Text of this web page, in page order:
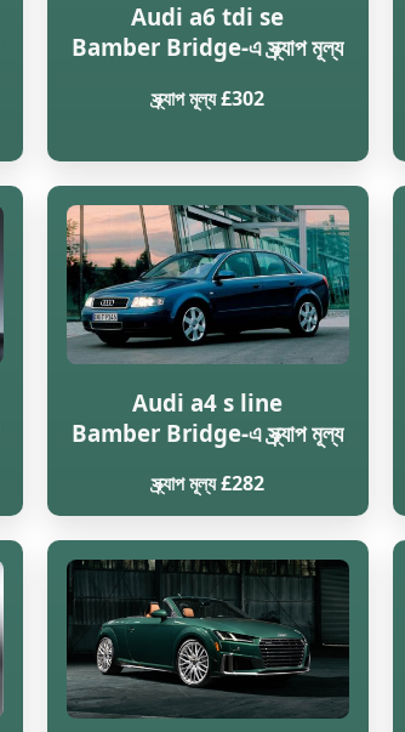
Audi a6 tdi se
Bamber Bridge-এ স্ক্র্যাপ মূল্য
স্ক্র্যাপ মূল্য £302
Audi a4 s line
Bamber Bridge-এ স্ক্র্যাপ মূল্য
স্ক্র্যাপ মূল্য £282